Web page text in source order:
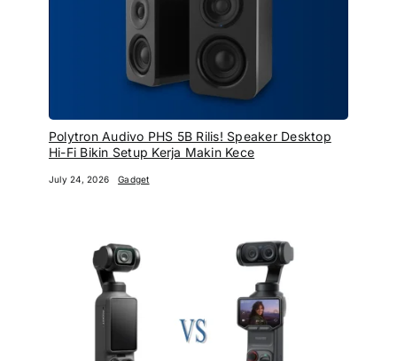
Polytron Audivo PHS 5B Rilis! Speaker Desktop
Hi-Fi Bikin Setup Kerja Makin Kece
July 24, 2026 Gadget